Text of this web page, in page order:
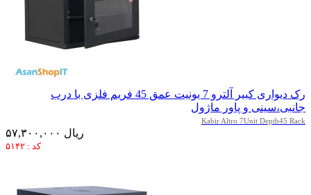
رک دیواری کبیر آلترو 7 یونیت عمق 45 فریم فلزی با درب
جانبی،سینی و پاور ماژول
Kabir Altro 7Unit Depth45 Rack
۵۷,۳۰۰,۰۰۰ ریال
کد : ۵۱۴۲